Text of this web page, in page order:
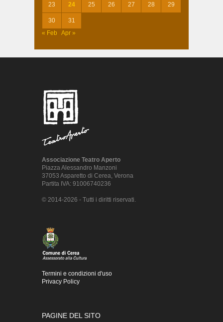
23 24 25 26 27 28 29
30
31
« Feb
Apr »
Associazione Teatro Aperto
Piazza Alessandro Manzoni
37053 Asparetto di Cerea, Verona
Partita IVA: 91006740236
© 2014-2026 - Tutti i diritti riservati.
Termini e condizioni d'uso
Privacy Policy
PAGINE DEL SITO